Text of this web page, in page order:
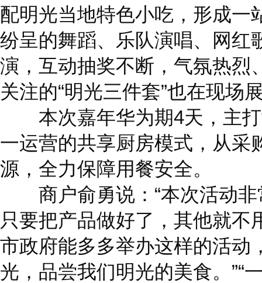
配明光当地特色小吃，形成一
纷呈的舞蹈、乐队演唱、网红
演，互动抽奖不断，气氛热烈
关注的“明光三件套”也在现场
本次嘉年华为期4天，主打
一运营的共享厨房模式，从采
源，全力保障用餐安全。
商户俞勇说：“本次活动非
只要把产品做好了，其他就不
市政府能多多举办这样的活动
光，品尝我们明光的美食。”“